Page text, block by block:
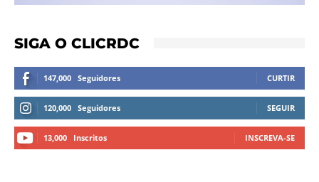
SIGA O CLICRDC
147,000 Seguidores CURTIR
120,000 Seguidores SEGUIR
13,000 Inscritos INSCREVA-SE